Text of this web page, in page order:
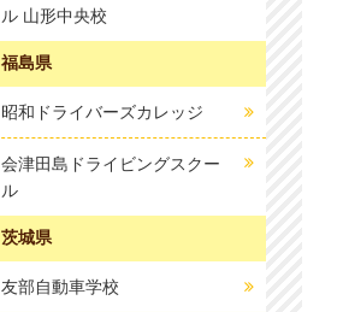
ル 山形中央校
福島県
昭和ドライバーズカレッジ
会津田島ドライビングスクー
ル
茨城県
友部自動車学校